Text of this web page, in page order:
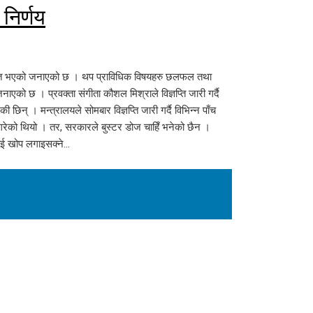
भएको जनाएको छ । थप प्राविधिक विषयहरु छलफल तथा
छ । प्रवक्ता संगीता कौशल मिश्राले विज्ञप्ति जारी गर्दै
। मन्त्रालयले सोमबार विज्ञप्ति जारी गर्दै विभिन्न पाँच
गरेको थियो । तर, सरकारले बुस्टर डोज चाहिँ भनेको छैन ।
खोप लगाइसक्ने…